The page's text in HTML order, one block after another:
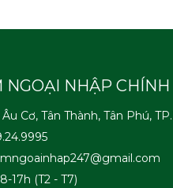
NGOẠI NHẬP CHÍNH
Cơ, Tân Thành, Tân Phú,
8-17h (T2 - T7)